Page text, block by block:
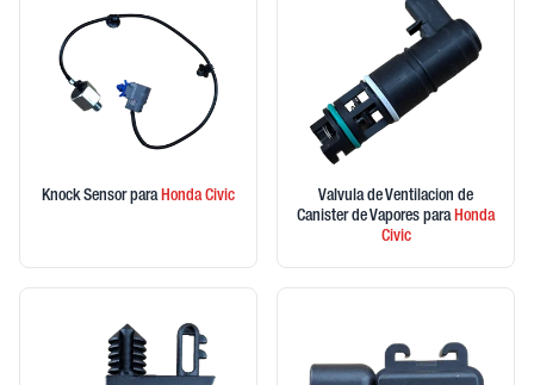
Knock Sensor paraHondaCivic
Valvula de Ventilacion de
Canister de Vapores paraHonda
Civic